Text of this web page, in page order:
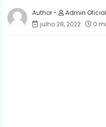
Admin Oficial
julho 28, 2022
0